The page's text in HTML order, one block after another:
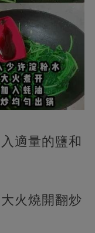
適量的鹽和
火燒開翻炒